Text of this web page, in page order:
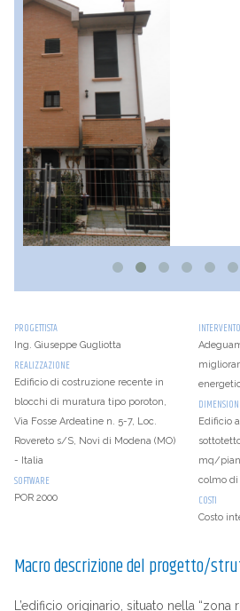
PROGETTISTA
Ing. Giuseppe Gugliotta
REALIZZAZIONE
Edificio di costruzione recente in
blocchi di muratura tipo poroton,
Via Fosse Ardeatine n. 5-7, Loc.
Rovereto s/S, Novi di Modena (MO)
- Italia
SOFTWARE
POR 2000
INTERVENTO
DIMENSIONI
Edificio
mq/
colmo di
COSTI
Costo
Macro descrizione del progetto/
L’edificio originario, situato nella “zona